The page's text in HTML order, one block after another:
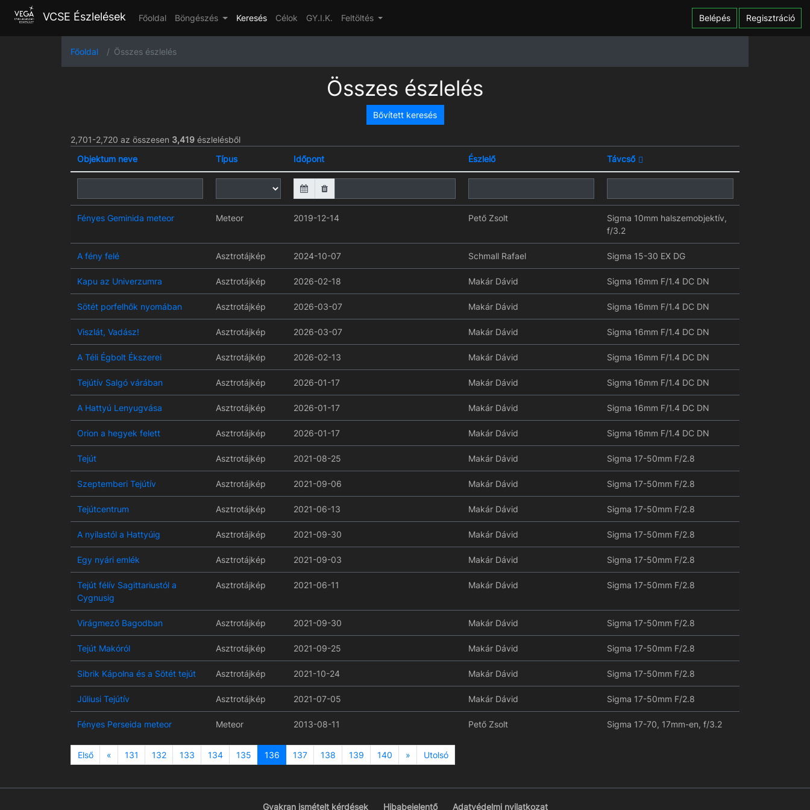
VCSE Észlelések Főoldal Böngészés Keresés Célok GY.I.K. Feltöltés Belépés Regisztráció
Főoldal Összes észlelés
Összes észlelés
Bővített keresés
2,701-2,720 az összesen 3,419 észlelésből
Objektum neve
Típus Időpont Észlelő Távcső
Fényes Geminida meteor Meteor 2019-12-14 Pető Zsolt
Sigma 10mm halszemobjektív,
f/3.2
A fény felé Asztrotájkép 2024-10-07 Schmall Rafael Sigma 15-30 EX DG
Kapu az Univerzumra Asztrotájkép 2026-02-18 Makár Dávid Sigma 16mm F/1.4 DC DN
Sötét porfelhők nyomában Asztrotájkép 2026-03-07 Makár Dávid Sigma 16mm F/1.4 DC DN
Viszlát, Vadász! Asztrotájkép 2026-03-07 Makár Dávid Sigma 16mm F/1.4 DC DN
A Téli Égbolt Ékszerei Asztrotájkép 2026-02-13 Makár Dávid Sigma 16mm F/1.4 DC DN
Tejútív Salgó várában Asztrotájkép 2026-01-17 Makár Dávid Sigma 16mm F/1.4 DC DN
A Hattyú Lenyugvása Asztrotájkép 2026-01-17 Makár Dávid Sigma 16mm F/1.4 DC DN
Orion a hegyek felett Asztrotájkép 2026-01-17 Makár Dávid Sigma 16mm F/1.4 DC DN
Tejút Asztrotájkép 2021-08-25 Makár Dávid Sigma 17-50mm F/2.8
Szeptemberi Tejútív Asztrotájkép 2021-09-06 Makár Dávid Sigma 17-50mm F/2.8
Tejútcentrum Asztrotájkép 2021-06-13 Makár Dávid Sigma 17-50mm F/2.8
A nyilastól a Hattyúig Asztrotájkép 2021-09-30 Makár Dávid Sigma 17-50mm F/2.8
Egy nyári emlék Asztrotájkép 2021-09-03 Makár Dávid Sigma 17-50mm F/2.8
Tejút félív Sagittariustól a
Cygnusig
Asztrotájkép 2021-06-11 Makár Dávid Sigma 17-50mm F/2.8
Virágmező Bagodban Asztrotájkép 2021-09-30 Makár Dávid Sigma 17-50mm F/2.8
Tejút Makóról Asztrotájkép 2021-09-25 Makár Dávid Sigma 17-50mm F/2.8
Sibrik Kápolna és a Sötét tejút Asztrotájkép 2021-10-24 Makár Dávid Sigma 17-50mm F/2.8
Jűliusi Tejútív Asztrotájkép 2021-07-05 Makár Dávid Sigma 17-50mm F/2.8
Fényes Perseida meteor Meteor 2013-08-11 Pető Zsolt Sigma 17-70, 17mm-en, f/3.2
Első «Previous
131 132 133 134 135 136 137 138 139 140 »NextUtolsó
Gyakran ismételt kérdések Hibabejelentő Adatvédelmi nyilatkozat